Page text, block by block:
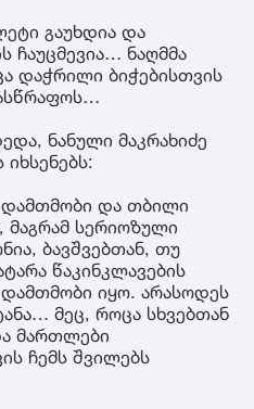
გაუხდია და
ჩაუცმევია… ნაღმმა
დაჭრილი ბიჭებისთვის
ნანული მაკრახიძე
იხსენებს:
დამთმობი და თბილი
სერიოზული
ბავშვებთან, თუ
წაკინკლავების
იყო. არასოდეს
მეც, როცა სხვებთან
მართლები
ჩემს შვილებს